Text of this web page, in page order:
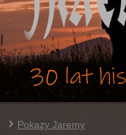
Pokazy Jaremy